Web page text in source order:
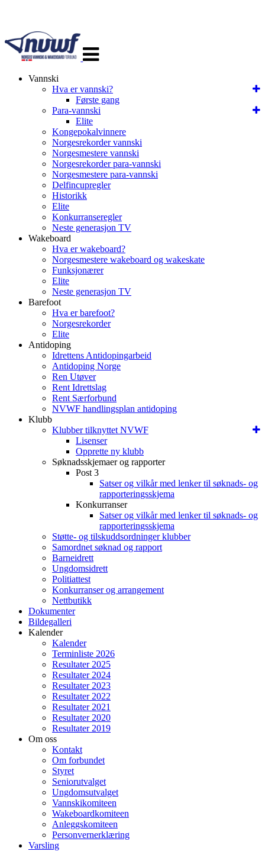
navigasjon
Vannski
Hva er vannski?
Første gang
Para-vannski
Elite
Kongepokalvinnere
Norgesrekorder vannski
Norgesmestere vannski
Norgesrekorder para-vannski
Norgesmestere para-vannski
Delfincupregler
Historikk
Elite
Konkurranseregler
Neste generasjon TV
Wakeboard
Hva er wakeboard?
Norgesmestere wakeboard og wakeskate
Funksjonærer
Elite
Neste generasjon TV
Barefoot
Hva er barefoot?
Norgesrekorder
Elite
Antidoping
Idrettens Antidopingarbeid
Antidoping Norge
Ren Utøver
Rent Idrettslag
Rent Særforbund
NVWF handlingsplan antidoping
Klubb
Klubber tilknyttet NVWF
Lisenser
Opprette ny klubb
Søknadsskjemaer og rapporter
Post 3
Satser og vilkår med lenker til søknads- og
rapporteringsskjema
Konkurranser
Satser og vilkår med lenker til søknads- og
rapporteringsskjema
Støtte- og tilskuddsordninger klubber
Samordnet søknad og rapport
Barneidrett
Ungdomsidrett
Politiattest
Konkurranser og arrangement
Nettbutikk
Dokumenter
Bildegalleri
Kalender
Kalender
Terminliste 2026
Resultater 2025
Resultater 2024
Resultater 2023
Resultater 2022
Resultater 2021
Resultater 2020
Resultater 2019
Om oss
Kontakt
Om forbundet
Styret
Seniorutvalget
Ungdomsutvalget
Vannskikomiteen
Wakeboardkomiteen
Anleggskomiteen
Personvernerklæring
Varsling